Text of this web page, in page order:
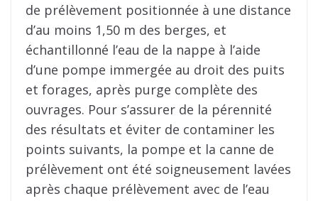
de prélèvement positionnée à une distance
d’au moins 1,50 m des berges, et
échantillonné l’eau de la nappe à l’aide
d’une pompe immergée au droit des puits
et forages, après purge complète des
ouvrages. Pour s’assurer de la pérennité
des résultats et éviter de contaminer les
points suivants, la pompe et la canne de
prélèvement ont été soigneusement lavées
après chaque prélèvement avec de l’eau